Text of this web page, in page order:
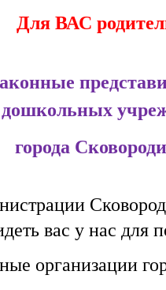
Для ВАС
дошкольных
города
вас у нас
организации